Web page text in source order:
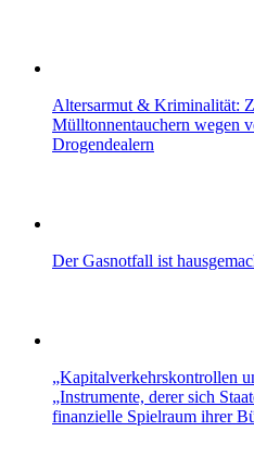
Altersarmut & Kriminalität:
Mülltonnentauchern wegen
Drogendealern
Der Gasnotfall ist
„Kapitalverkehrskontrollen
„Instrumente, derer sich
finanzielle Spielraum ihrer